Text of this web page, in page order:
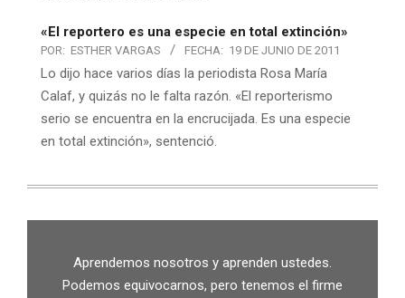
«El reportero es una especie en total extinción»
POR: ESTHER VARGAS FECHA: 19 DE JUNIO DE 2011
Lo dijo hace varios días la periodista Rosa María
Calaf, y quizás no le falta razón. «El reporterismo
serio se encuentra en la encrucijada. Es una especie
en total extinción», sentenció.
Aprendemos nosotros y aprenden ustedes.
Podemos equivocarnos, pero tenemos el firme